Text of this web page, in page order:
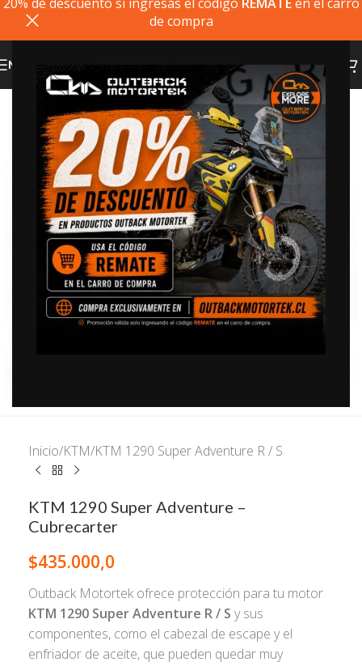
de compra
MENU
20% dto. codigo
REMATE
Click to enlarge
Inicio/KTM/KTM 1290 Super Adventure R / S
KTM 1290 Super Adventure –
Cubrecarter
$435.000,0
Outback Motortek ofrece protección para tu motor
KTM 1290 Super Adventure R / S y sus
componentes, como el cabezal de escape y el
enfriador de aceite, que pueden quedar muy